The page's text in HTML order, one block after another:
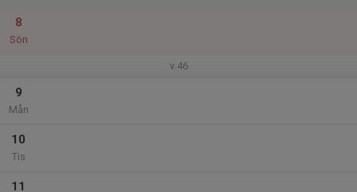
8
Sön
v.46
9
Mån
10
Tis
11